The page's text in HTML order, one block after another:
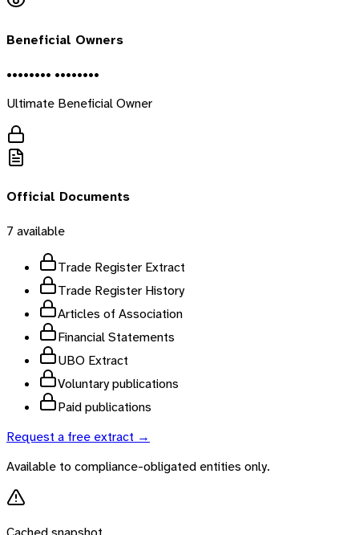
Beneficial Owners
•••••••• ••••••••
Ultimate Beneficial Owner
Official Documents
7 available
Trade Register Extract
Trade Register History
Articles of Association
Financial Statements
UBO Extract
Voluntary publications
Paid publications
Request a free extract →
Available to compliance-obligated entities only.